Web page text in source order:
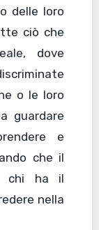
delle loro
ciò che
dove
o le loro
guardare
e
che il
chi ha il
nella